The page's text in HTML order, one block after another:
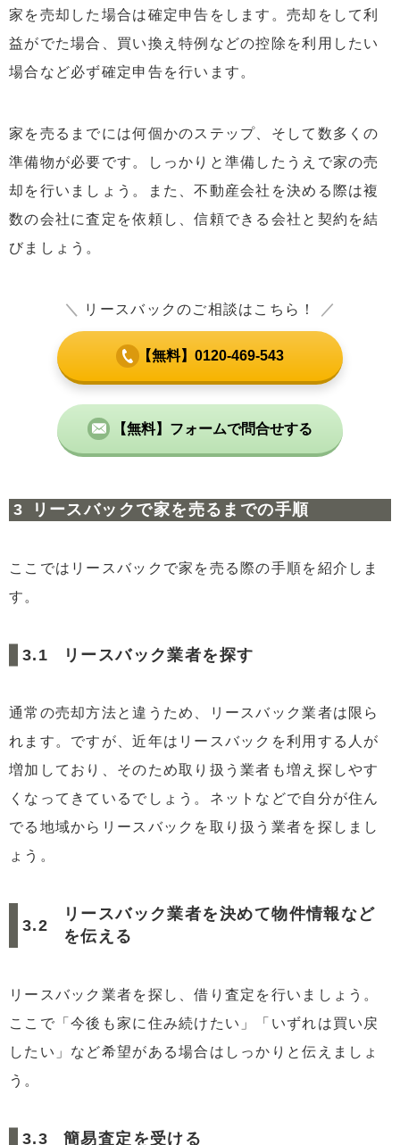
家を売却した場合は確定申告をします。売却をして利
益がでた場合、買い換え特例などの控除を利用したい
場合など必ず確定申告を行います。
家を売るまでには何個かのステップ、そして数多くの
準備物が必要です。しっかりと準備したうえで家の売
却を行いましょう。また、不動産会社を決める際は複
数の会社に査定を依頼し、信頼できる会社と契約を結
びましょう。
＼ リースバックのご相談はこちら！ ／
【無料】0120-469-543
【無料】フォームで問合せする
リースバックで家を売るまでの手順
ここではリースバックで家を売る際の手順を紹介しま
す。
リースバック業者を探す
通常の売却方法と違うため、リースバック業者は限ら
れます。ですが、近年はリースバックを利用する人が
増加しており、そのため取り扱う業者も増え探しやす
くなってきているでしょう。ネットなどで自分が住ん
でる地域からリースバックを取り扱う業者を探しまし
ょう。
リースバック業者を決めて物件情報など
を伝える
リースバック業者を探し、借り査定を行いましょう。
ここで「今後も家に住み続けたい」「いずれは買い戻
したい」など希望がある場合はしっかりと伝えましょ
う。
簡易査定を受ける